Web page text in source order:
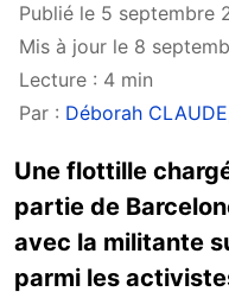
Publié le 5 septembre
Mis à jour le 8
Lecture : 4 min
Par : Déborah CLAUDE
Une flottille
partie de
avec la militante
parmi les